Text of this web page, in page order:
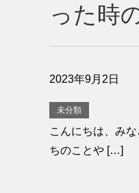
った時
2023年9月2日
未分類
こんにちは、み
ちのことや […]